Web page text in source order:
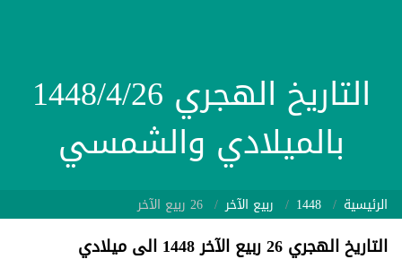
التاريخ الهجري 1448/4/26
بالميلادي والشمسي
الرئيسية 1448 ربيع الآخر 26 ربيع الآخر
التاريخ الهجري 26 ربيع الآخر 1448 الى ميلادي